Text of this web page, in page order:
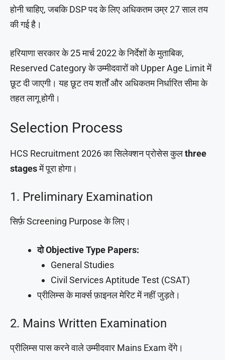
होनी चाहिए, जबकि DSP पद के लिए अधिकतम उम्र 27 साल तय
की गई है।
हरियाणा सरकार के 25 मार्च 2022 के निर्देशों के मुताबिक,
Reserved Category के उम्मीदवारों को Upper Age Limit में
छूट दी जाएगी। यह छूट तय शर्तों और अधिकतम निर्धारित सीमा के
तहत लागू होगी।
Selection Process
HCS Recruitment 2026 का सिलेक्शन प्रोसेस कुलthree
stagesमें पूरा होगा।
1. Preliminary Examination
सिर्फ़ Screening Purpose के लिए।
दो Objective Type Papers:
General Studies
Civil Services Aptitude Test (CSAT)
प्रीलिम्स के मार्क्स फ़ाइनल मेरिट में नहीं जुड़ते।
2. Mains Written Examination
प्रीलिम्स पास करने वाले उम्मीदवार Mains Exam देंगे।